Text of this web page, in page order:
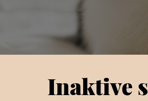
Inaktive